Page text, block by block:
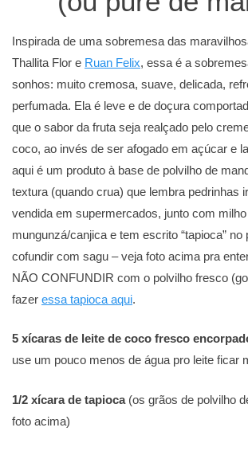
Inspirada de uma sobremesa das
Thallita Flor e Ruan Felix, essa é a
sonhos: muito cremosa, suave, delicada,
perfumada. Ela é leve e de doçura
que o sabor da fruta seja realçado pelo
coco, ao invés de ser afogado em açúcar e
aqui é um produto à base de polvilho de
textura (quando crua) que lembra pedrinhas
vendida em supermercados, junto com
mungunzá/canjica e tem escrito “tapioca” no
cofundir com sagu – veja foto acima pra
NÃO CONFUNDIR com o polvilho fresco
fazer essa tapioca aqui.
5 xícaras de leite de coco fresco
use um pouco menos de água pro leite ficar
1/2 xícara de tapioca(os grãos de polvilho
foto acima)